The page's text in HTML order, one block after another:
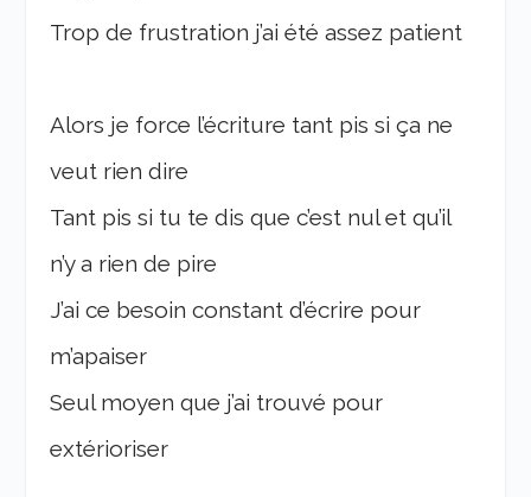
Trop de frustration j’ai été assez patient
Alors je force l’écriture tant pis si ça ne
veut rien dire
Tant pis si tu te dis que c’est nul et qu’il
n’y a rien de pire
J’ai ce besoin constant d’écrire pour
m’apaiser
Seul moyen que j’ai trouvé pour
extérioriser